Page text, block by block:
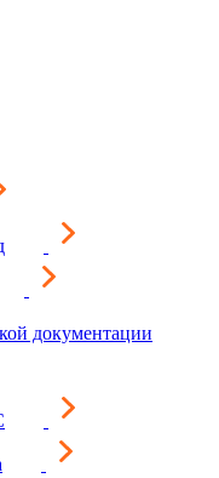
документации